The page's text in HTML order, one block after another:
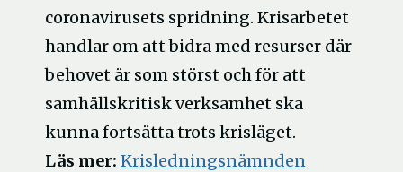
coronavirusets spridning. Krisarbetet
handlar om att bidra med resurser där
behovet är som störst och för att
samhällskritisk verksamhet ska
kunna fortsätta trots krisläget.
Läs mer: Krisledningsnämnden